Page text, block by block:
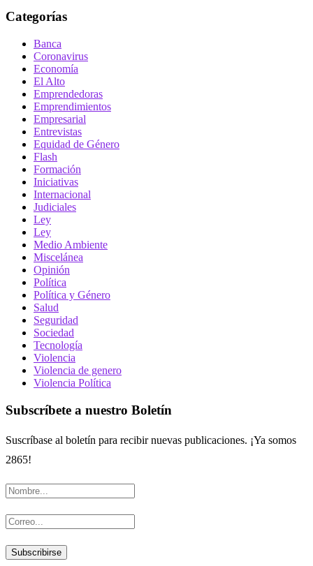
Categorías
Banca
Coronavirus
Economía
El Alto
Emprendedoras
Emprendimientos
Empresarial
Entrevistas
Equidad de Género
Flash
Formación
Iniciativas
Internacional
Judiciales
Ley
Ley
Medio Ambiente
Miscelánea
Opinión
Política
Política y Género
Salud
Seguridad
Sociedad
Tecnología
Violencia
Violencia de genero
Violencia Política
Subscríbete a nuestro Boletín
Suscríbase al boletín para recibir nuevas publicaciones. ¡Ya somos
2865!